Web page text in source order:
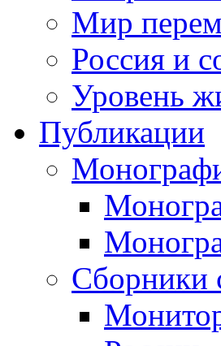
Мир
Россия и
Уровень
Публикации
Сборники